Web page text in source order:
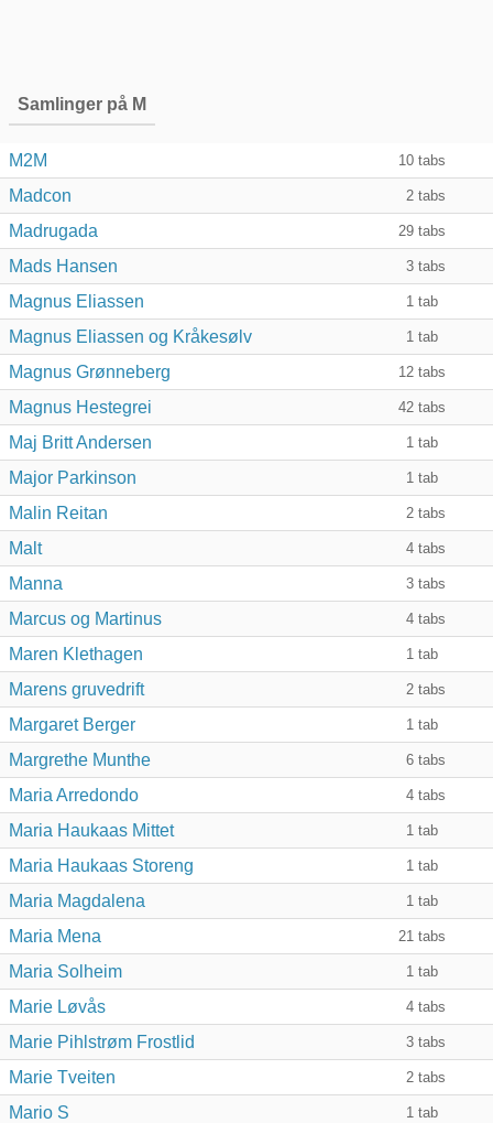
Samlinger på M
M2M 10 tabs
Madcon 2 tabs
Madrugada 29 tabs
Mads Hansen 3 tabs
Magnus Eliassen 1 tab
Magnus Eliassen og Kråkesølv 1 tab
Magnus Grønneberg 12 tabs
Magnus Hestegrei 42 tabs
Maj Britt Andersen 1 tab
Major Parkinson 1 tab
Malin Reitan 2 tabs
Malt 4 tabs
Manna 3 tabs
Marcus og Martinus 4 tabs
Maren Klethagen 1 tab
Marens gruvedrift 2 tabs
Margaret Berger 1 tab
Margrethe Munthe 6 tabs
Maria Arredondo 4 tabs
Maria Haukaas Mittet 1 tab
Maria Haukaas Storeng 1 tab
Maria Magdalena 1 tab
Maria Mena 21 tabs
Maria Solheim 1 tab
Marie Løvås 4 tabs
Marie Pihlstrøm Frostlid 3 tabs
Marie Tveiten 2 tabs
Mario S 1 tab